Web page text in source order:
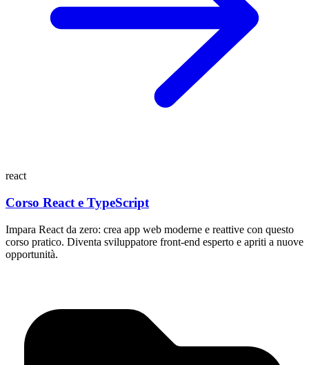
react
Corso React e TypeScript
Impara React da zero: crea app web moderne e reattive con questo
corso pratico. Diventa sviluppatore front-end esperto e apriti a nuove
opportunità.